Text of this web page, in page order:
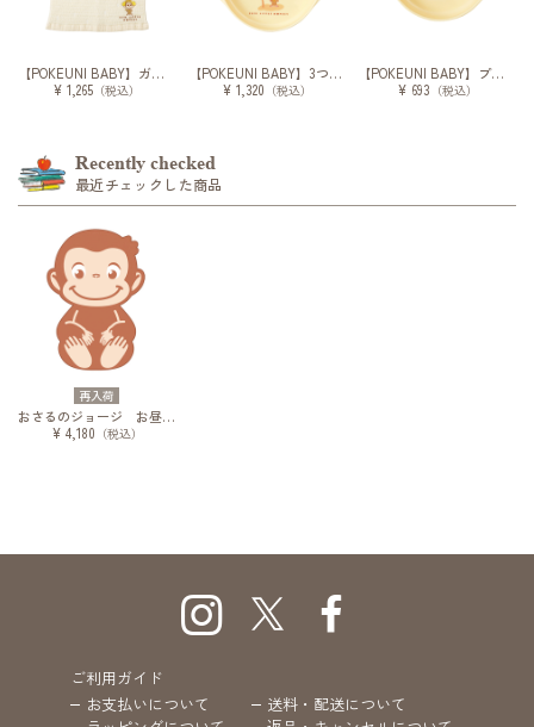
【POKEUNI BABY】ガーゼタオル
¥ 1,265 （税込）
【POKEUNI BABY】3つ仕切りプレート
¥ 1,320 （税込）
【POKEUNI BABY】プレート
¥ 693 （税込）
Recently checked
最近チェックした商品
再入荷
おさるのジョージ お昼寝ケット おひるねジョージ
¥ 4,180 （税込）
ご利用ガイド
お支払いについて
送料・配送について